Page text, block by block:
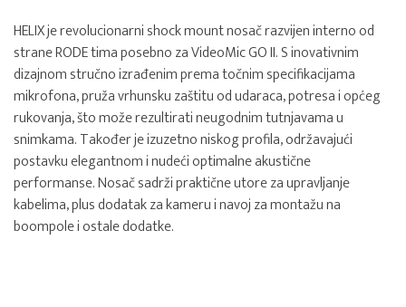
HELIX je revolucionarni shock mount nosač razvijen interno od
strane RODE tima posebno za VideoMic GO II. S inovativnim
dizajnom stručno izrađenim prema točnim specifikacijama
mikrofona, pruža vrhunsku zaštitu od udaraca, potresa i općeg
rukovanja, što može rezultirati neugodnim tutnjavama u
snimkama. Također je izuzetno niskog profila, održavajući
postavku elegantnom i nudeći optimalne akustične
performanse. Nosač sadrži praktične utore za upravljanje
kabelima, plus dodatak za kameru i navoj za montažu na
boompole i ostale dodatke.